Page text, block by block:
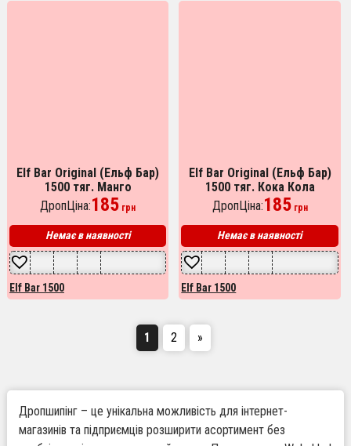
Elf Bar Original (Ельф Бар)
1500 тяг. Манго
ДропЦіна:185 грн
Немає в наявності
Elf Bar 1500
Elf Bar Original (Ельф Бар)
1500 тяг. Кока Кола
ДропЦіна:185грн
Немає в наявності
Elf Bar 1500
1 2 »
Дропшипінг – це унікальна можливість для інтернет-
магазинів та підприємців розширити асортимент без